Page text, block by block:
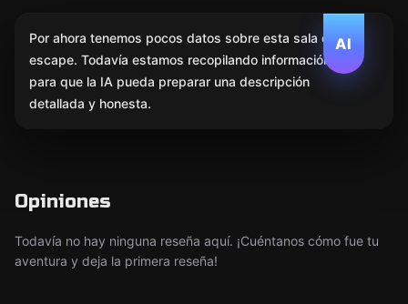
AI
Por ahora tenemos pocos datos sobre esta sala de
escape. Todavía estamos recopilando información
para que la IA pueda preparar una descripción
detallada y honesta.
Opiniones
Todavía no hay ninguna reseña aquí. ¡Cuéntanos cómo fue tu
aventura y deja la primera reseña!